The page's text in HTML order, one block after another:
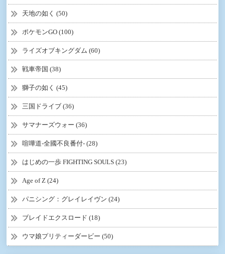
天地の如く (50)
ポケモンGO (100)
ライズオブキングダム (60)
戦車帝国 (38)
獅子の如く (45)
三国ドライブ (36)
サマナーズウォー (36)
喧嘩道-全國不良番付- (28)
はじめの一歩 FIGHTING SOULS (23)
Age of Z (24)
パニシング：グレイレイヴン (24)
ブレイドエクスロード (18)
ウマ娘プリティーダービー (50)